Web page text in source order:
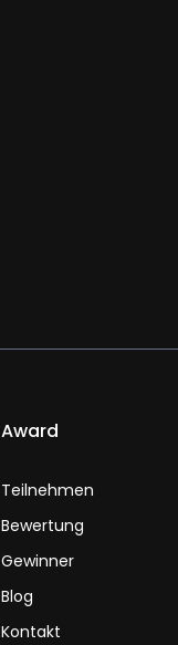
Award
Teilnehmen
Bewertung
Gewinner
Blog
Kontakt